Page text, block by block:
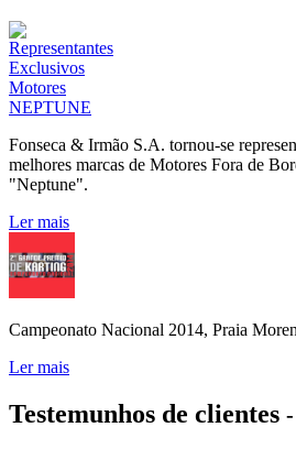
Fonseca & Irmão S.A. tornou-se
melhores marcas de Motores Fora de
"Neptune".
Ler mais
Campeonato Nacional 2014, Praia
Ler mais
Testemunhos de clientes -